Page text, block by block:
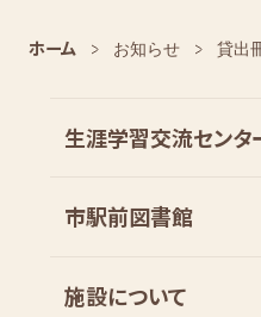
ホーム お知らせ 貸出
生涯学習交流センタ
市駅前図書館
施設について